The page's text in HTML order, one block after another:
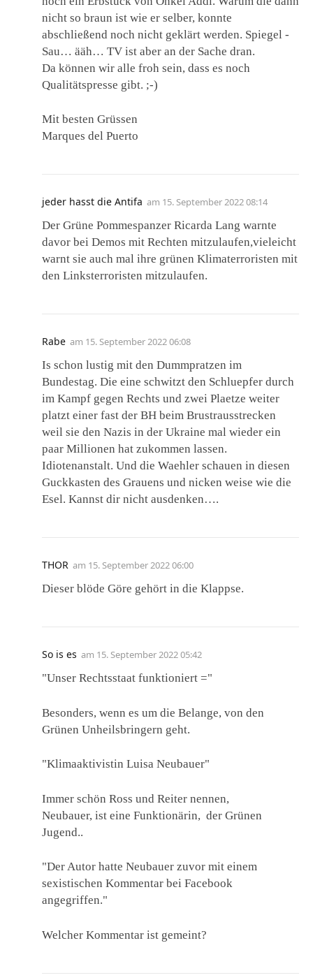
nicht so braun ist wie er selber, konnte
abschließend noch nicht geklärt werden. Spiegel -
Sau… ääh… TV ist aber an der Sache dran.
Da können wir alle froh sein, dass es noch
Qualitätspresse gibt. ;-)
Mit besten Grüssen
Marques del Puerto
jeder hasst die Antifa am 15. September 2022 08:14
Der Grüne Pommespanzer Ricarda Lang warnte
davor bei Demos mit Rechten mitzulaufen,vieleicht
warnt sie auch mal ihre grünen Klimaterroristen mit
den Linksterroristen mitzulaufen.
Rabe am 15. September 2022 06:08
Is schon lustig mit den Dummpratzen im
Bundestag. Die eine schwitzt den Schluepfer durch
im Kampf gegen Rechts und zwei Plaetze weiter
platzt einer fast der BH beim Brustrausstrecken
weil sie den Nazis in der Ukraine mal wieder ein
paar Millionen hat zukommen lassen.
Idiotenanstalt. Und die Waehler schauen in diesen
Guckkasten des Grauens und nicken weise wie die
Esel. Kannst dir nicht ausdenken….
THOR am 15. September 2022 06:00
Dieser blöde Göre gehört in die Klappse.
So is es am 15. September 2022 05:42
"Unser Rechtsstaat funktioniert ="
Besonders, wenn es um die Belange, von den
Grünen Unheilsbringern geht.
"Klimaaktivistin Luisa Neubauer"
Immer schön Ross und Reiter nennen,
Neubauer, ist eine Funktionärin, der Grünen
Jugend..
"Der Autor hatte Neubauer zuvor mit einem
sexistischen Kommentar bei Facebook
angegriffen."
Welcher Kommentar ist gemeint?